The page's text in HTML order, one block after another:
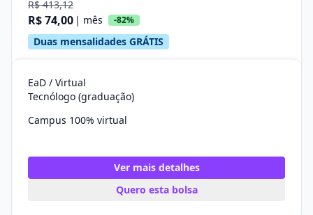
R$ 413,12
R$ 74,00 | mês -82%
Duas mensalidades GRÁTIS
EaD / Virtual
Tecnólogo (graduação)
Campus 100% virtual
Ver mais detalhes
Quero esta bolsa